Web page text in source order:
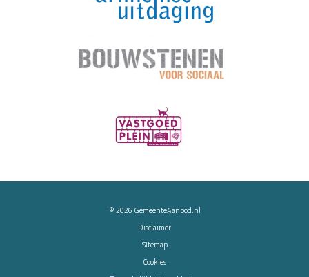
© 2026 GemeenteAanbod.nl
Disclaimer
Sitemap
Cookies